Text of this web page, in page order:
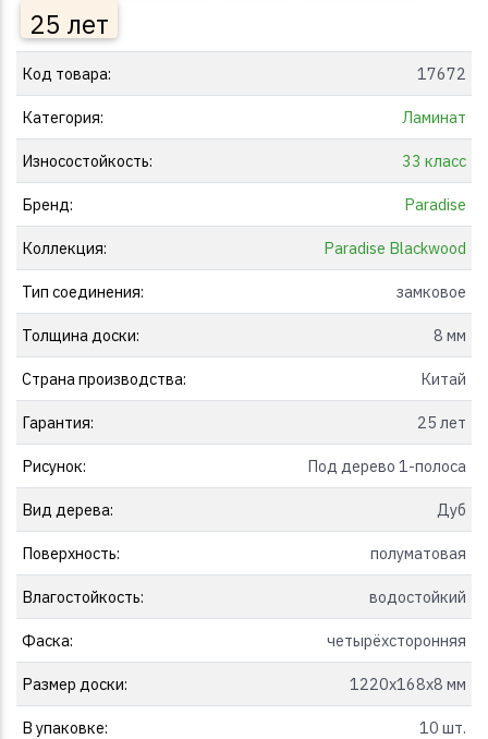
25 лет
Код товара: 17672
Категория: Ламинат
Износостойкость: 33 класс
Бренд: Paradise
Коллекция: Paradise Blackwood
Тип соединения: замковое
Толщина доски: 8 мм
Страна производства: Китай
Гарантия: 25 лет
Рисунок: Под дерево 1-полоса
Вид дерева: Дуб
Поверхность: полуматовая
Влагостойкость: водостойкий
Фаска: четырёхсторонняя
Размер доски: 1220x168x8 мм
В упаковке: 10 шт.